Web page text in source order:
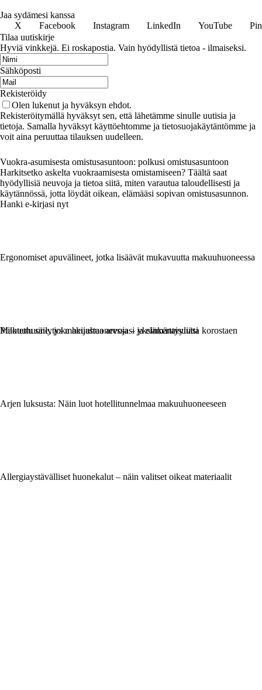
Jaa sydämesi kanssa
X
Facebook Instagram LinkedIn YouTube
Tilaa uutiskirje
Hyviä vinkkejä. Ei roskapostia. Vain hyödyllistä tietoa - ilmaiseksi.
Sähköposti
Rekisteröidy
Olen lukenut ja hyväksyn ehdot.
Rekisteröitymällä hyväksyt sen, että lähetämme sinulle uutisia ja
tietoja. Samalla hyväksyt käyttöehtomme ja tietosuojakäytäntömme ja
voit aina peruuttaa tilauksen uudelleen.
Vuokra-asumisesta omistusasuntoon: polkusi omistusasuntoon
Harkitsetko askelta vuokraamisesta omistamiseen? Täältä saat
hyödyllisiä neuvoja ja tietoa siitä, miten varautua taloudellisesti ja
käytännössä, jotta löydät oikean, elämääsi sopivan omistusasunnon.
Hanki e-kirjasi nyt
Ergonomiset apuvälineet, jotka lisäävät mukavuutta makuuhuoneessa
Makuuhuone, joka heijastaa arvojasi ja elämäntyyliäsi
Arjen luksusta: Näin luot hotellitunnelmaa makuuhuoneeseen
Allergiaystävälliset huonekalut – näin valitset oikeat materiaalit
Piilotettu säilytys makuuhuoneessa – yksinkertaisuutta korostaen